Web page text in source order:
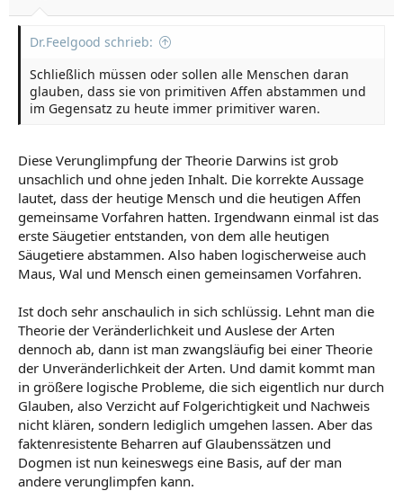
Dr.Feelgood schrieb:
Schließlich müssen oder sollen alle Menschen daran
glauben, dass sie von primitiven Affen abstammen und
im Gegensatz zu heute immer primitiver waren.
Diese Verunglimpfung der Theorie Darwins ist grob
unsachlich und ohne jeden Inhalt. Die korrekte Aussage
lautet, dass der heutige Mensch und die heutigen Affen
gemeinsame Vorfahren hatten. Irgendwann einmal ist das
erste Säugetier entstanden, von dem alle heutigen
Säugetiere abstammen. Also haben logischerweise auch
Maus, Wal und Mensch einen gemeinsamen Vorfahren.
Ist doch sehr anschaulich in sich schlüssig. Lehnt man die
Theorie der Veränderlichkeit und Auslese der Arten
dennoch ab, dann ist man zwangsläufig bei einer Theorie
der Unveränderlichkeit der Arten. Und damit kommt man
in größere logische Probleme, die sich eigentlich nur durch
Glauben, also Verzicht auf Folgerichtigkeit und Nachweis
nicht klären, sondern lediglich umgehen lassen. Aber das
faktenresistente Beharren auf Glaubenssätzen und
Dogmen ist nun keineswegs eine Basis, auf der man
andere verunglimpfen kann.